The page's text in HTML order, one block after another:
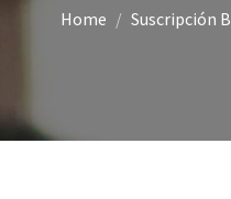
Home Suscripción